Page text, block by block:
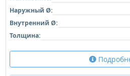
Наружный Ø:
Толщина: